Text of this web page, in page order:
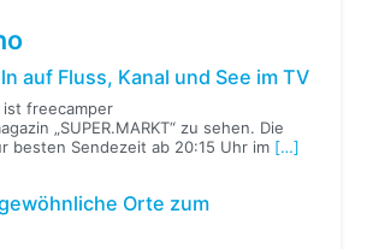
auf Fluss, Kanal und See im TV
ist freecamper
„SUPER.MARKT“ zu sehen. Die
besten Sendezeit ab 20:15 Uhr im […]
Orte zum